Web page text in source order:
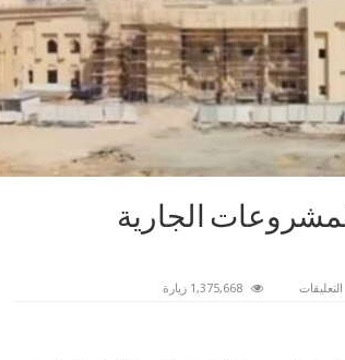
الجارية
التعليقات 1,375,668 زيارة